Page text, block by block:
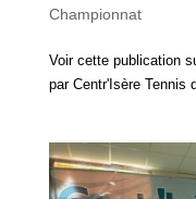
Championnat
Voir cette publication
par Centr'Isère Tennis